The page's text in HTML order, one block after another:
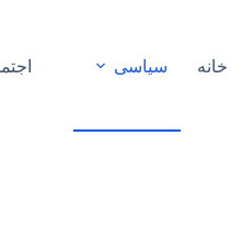
خانه سیاسی